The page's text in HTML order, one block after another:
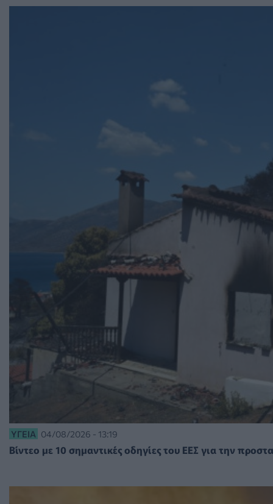
ΥΓΕΊΑ 04/08/2026 - 13:19
Βίντεο με 10 σημαντικές οδηγίες του ΕΕΣ για την